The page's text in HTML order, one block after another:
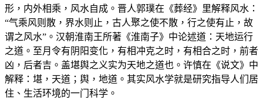
形，内外相乘，风水自成。晋人郭璞在《葬经》里解释风水：
“气乘风则散，界水则止，古人聚之使不散，行之使有止，故
谓之风水”。汉朝淮南王所著《淮南子》中论述道：天地运行
之道。至月令有阴阳变化，有相冲克之时，有相合之时，前者
凶，后者吉。盖堪舆之义实为天地之道也。许慎在《说文》中
解释：堪，天道；舆，地道。其实风水学就是研究指导人们居
住、生活环境的一门科学。